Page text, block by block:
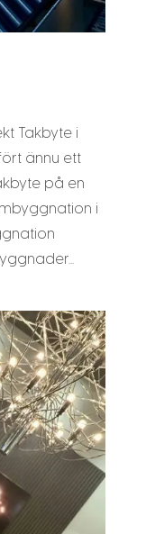
Takbyte i
ännu ett
på en
i